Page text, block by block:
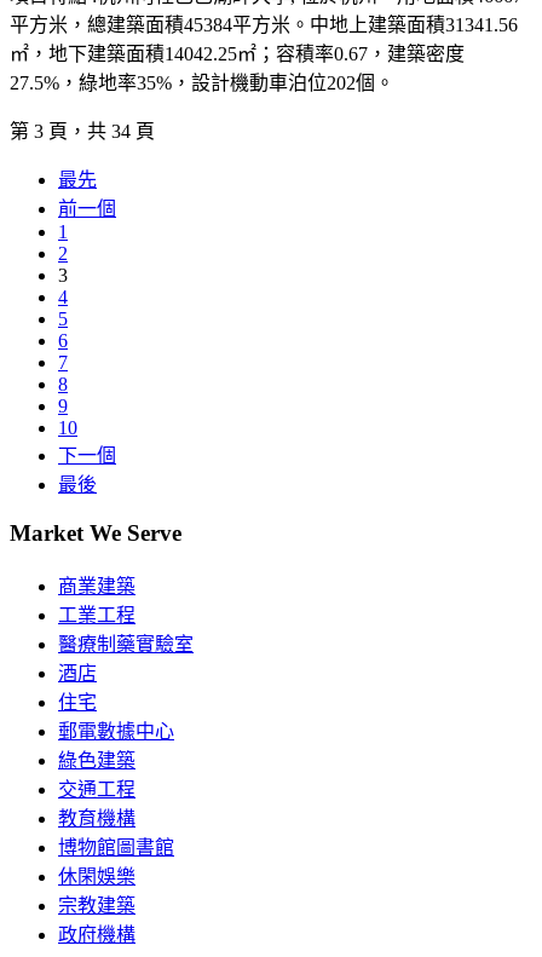
平方米，總建築面積45384平方米。中地上建築面積31341.56
㎡，地下建築面積14042.25㎡；容積率0.67，建築密度
27.5%，綠地率35%，設計機動車泊位202個。
第 3 頁，共 34 頁
最先
前一個
1
2
3
4
5
6
7
8
9
10
下一個
最後
Market We Serve
商業建築
工業工程
醫療制藥實驗室
酒店
住宅
郵電數據中心
綠色建築
交通工程
教育機構
博物館圖書館
休閑娛樂
宗教建築
政府機構